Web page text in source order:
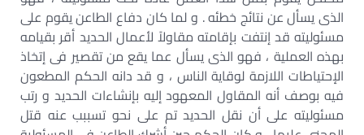
الذى يسأل عن نتائج خطئه . و لما كان دفاع الطاعن يقوم على
مسئوليته قد إنتفت بإقامته مقاولاً لأعمال الحديد أقر بقيامه
بهذه العملية ، فهو الذى يسأل عما يقع من تقصير فى إتخاذ
الإحتياطات اللازمة لوقاية الناس ، و قد دانه الحكم المطعون
فيه بوصف أنه المقاول المعهود إليه بإنشاءات الحديد و رتب
مسئوليته على أن نقل الحديد تم على نحو تسببب عنه قتل